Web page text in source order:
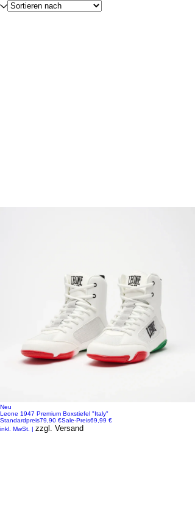
Neu
Leone 1947 Premium Boxstiefel "Italy"
Standardpreis79,90 €Sale-Preis69,99 €
inkl. MwSt. | zzgl. Versand